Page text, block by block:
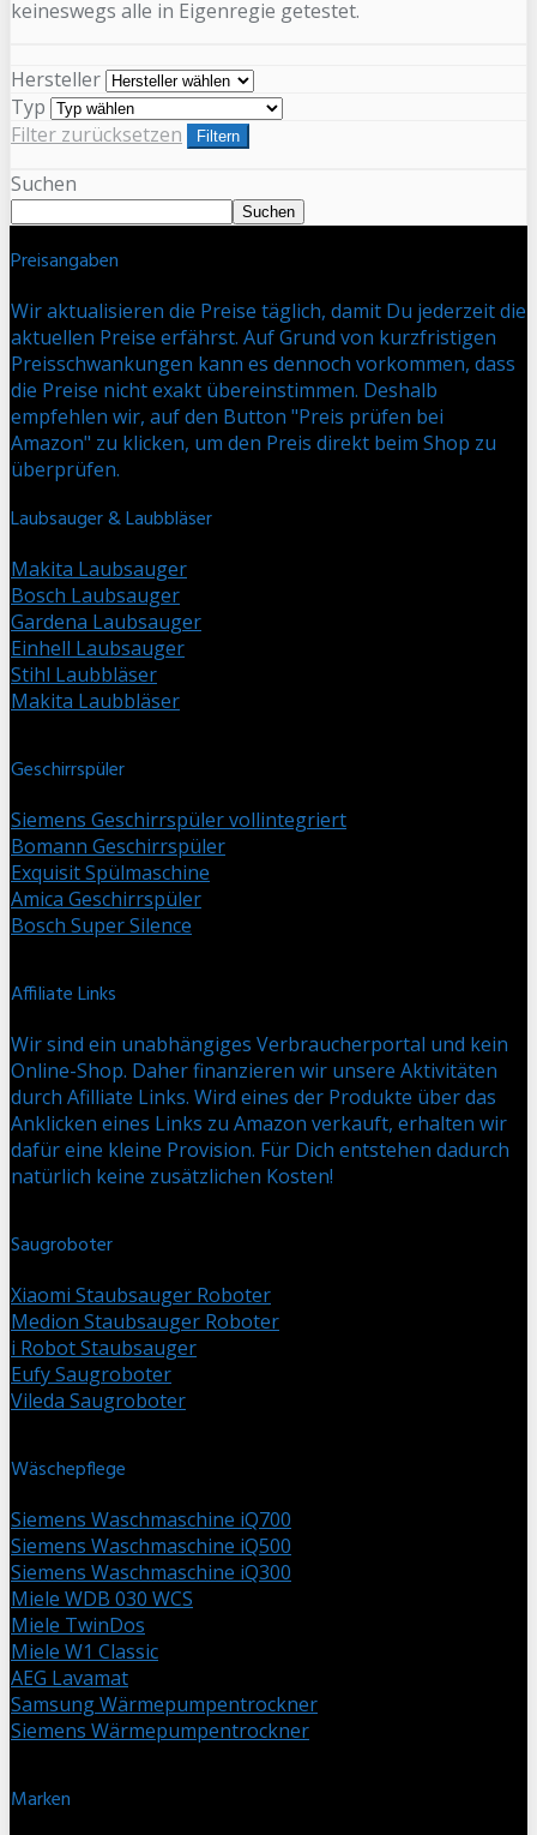
keineswegs alle in Eigenregie getestet.
Hersteller
Typ
Filter zurücksetzen
Filtern
Suchen
Suchen
Preisangaben
Wir aktualisieren die Preise täglich, damit Du jederzeit die
aktuellen Preise erfährst. Auf Grund von kurzfristigen
Preisschwankungen kann es dennoch vorkommen, dass
die Preise nicht exakt übereinstimmen. Deshalb
empfehlen wir, auf den Button "Preis prüfen bei
Amazon" zu klicken, um den Preis direkt beim Shop zu
überprüfen.
Laubsauger & Laubbläser
Makita Laubsauger
Bosch Laubsauger
Gardena Laubsauger
Einhell Laubsauger
Stihl Laubbläser
Makita Laubbläser
Geschirrspüler
Siemens Geschirrspüler vollintegriert
Bomann Geschirrspüler
Exquisit Spülmaschine
Amica Geschirrspüler
Bosch Super Silence
Affiliate Links
Wir sind ein unabhängiges Verbraucherportal und kein
Online-Shop. Daher finanzieren wir unsere Aktivitäten
durch Afilliate Links. Wird eines der Produkte über das
Anklicken eines Links zu Amazon verkauft, erhalten wir
dafür eine kleine Provision. Für Dich entstehen dadurch
natürlich keine zusätzlichen Kosten!
Saugroboter
Xiaomi Staubsauger Roboter
Medion Staubsauger Roboter
i Robot Staubsauger
Eufy Saugroboter
Vileda Saugroboter
Wäschepflege
Siemens Waschmaschine iQ700
Siemens Waschmaschine iQ500
Siemens Waschmaschine iQ300
Miele WDB 030 WCS
Miele TwinDos
Miele W1 Classic
AEG Lavamat
Samsung Wärmepumpentrockner
Siemens Wärmepumpentrockner
Marken